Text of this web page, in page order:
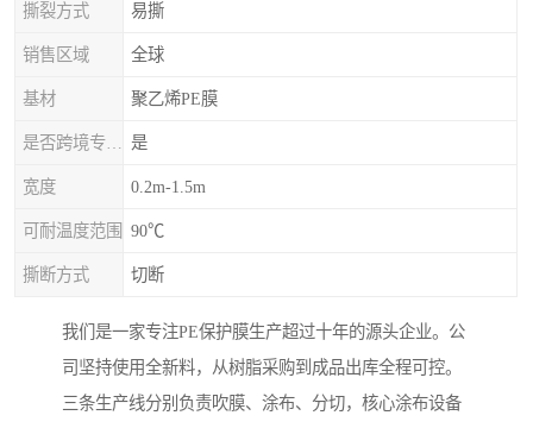
撕裂方式 易撕
销售区域 全球
基材 聚乙烯PE膜
是
宽度 0.2m-1.5m
可耐温度范围 90℃
撕断方式 切断
我们是一家专注PE保护膜生产超过十年的源头企业。公
司坚持使用全新料，从树脂采购到成品出库全程可控。
三条生产线分别负责吹膜、涂布、分切，核心涂布设备